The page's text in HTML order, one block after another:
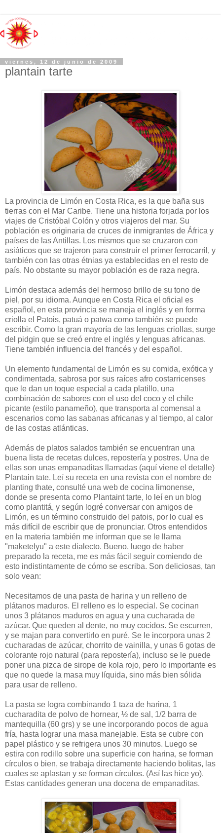
viernes, 12 de junio de 2009
plantain tarte
La provincia de Limón en Costa Rica, es la que baña sus
tierras con el Mar Caribe. Tiene una historia forjada por los
viajes de Cristóbal Colón y otros viajeros del mar. Su
población es originaria de cruces de inmigrantes de África y
países de las Antillas. Los mismos que se cruzaron con
asiáticos que se trajeron para construir el primer ferrocarril, y
también con las otras étnias ya establecidas en el resto de
país. No obstante su mayor población es de raza negra.
Limón destaca además del hermoso brillo de su tono de
piel, por su idioma. Aunque en Costa Rica el oficial es
español, en esta provincia se maneja el inglés y en forma
criolla el Patois, patuá o patwa como también se puede
escribir. Como la gran mayoría de las lenguas criollas, surge
del pidgin que se creó entre el inglés y lenguas africanas.
Tiene también influencia del francés y del español.
Un elemento fundamental de Limón es su comida, exótica y
condimentada, sabrosa por sus raíces afro costarricenses
que le dan un toque especial a cada platillo, una
combinación de sabores con el uso del coco y el chile
picante (estilo panameño), que transporta al comensal a
escenarios como las sabanas africanas y al tiempo, al calor
de las costas atlánticas.
Además de platos salados también se encuentran una
buena lista de recetas dulces, repostería y postres. Una de
ellas son unas empanaditas llamadas (aquí viene el detalle)
Plantain tate. Leí su receta en una revista con el nombre de
planting thate, consulté una web de cocina limonense,
donde se presenta como Plantaint tarte, lo leí en un blog
como plantitá, y según logré conversar con amigos de
Limón, es un término construido del patois, por lo cual es
más difícil de escribir que de pronunciar. Otros entendidos
en la materia también me informan que se le llama
"maketelyu" a este dialecto. Bueno, luego de haber
preparado la receta, me es más fácil seguir comiendo de
esto indistintamente de cómo se escriba. Son deliciosas, tan
solo vean:
Necesitamos de una pasta de harina y un relleno de
plátanos maduros. El relleno es lo especial. Se cocinan
unos 3 plátanos maduros en agua y una cucharada de
azúcar. Que queden al dente, no muy cocidos. Se escurren,
y se majan para convertirlo en puré. Se le incorpora unas 2
cucharadas de azúcar, chorrito de vainilla, y unas 6 gotas de
colorante rojo natural (para repostería), incluso se le puede
poner una pizca de sirope de kola rojo, pero lo importante es
que no quede la masa muy líquida, sino más bien sólida
para usar de relleno.
La pasta se logra combinando 1 taza de harina, 1
cucharadita de polvo de hornear, ½ de sal, 1/2 barra de
mantequilla (60 grs) y se une incorporando pocos de agua
fría, hasta lograr una masa manejable. Esta se cubre con
papel plástico y se refrigera unos 30 minutos. Luego se
estira con rodillo sobre una superficie con harina, se forman
círculos o bien, se trabaja directamente haciendo bolitas, las
cuales se aplastan y se forman círculos. (Así las hice yo).
Estas cantidades generan una docena de empanaditas.